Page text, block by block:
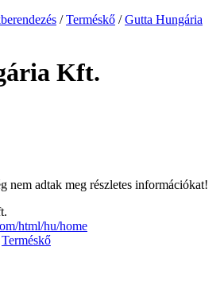
/Terméskő /Gutta Hungária
Kft.
nem adtak meg részletes információkat!
html/hu/home
Terméskő